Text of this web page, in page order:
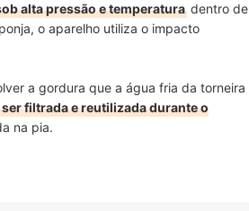
alta pressão e temperatura dentro de
o aparelho utiliza o impacto
a gordura que a água fria da torneira
filtrada e reutilizada durante o
na pia.